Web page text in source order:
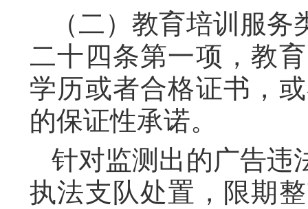
（二）教育培训服
二十四条第一项，教
学历或者合格证书，
的保证性承诺。
针对监测出的广告违
执法支队处置，限期